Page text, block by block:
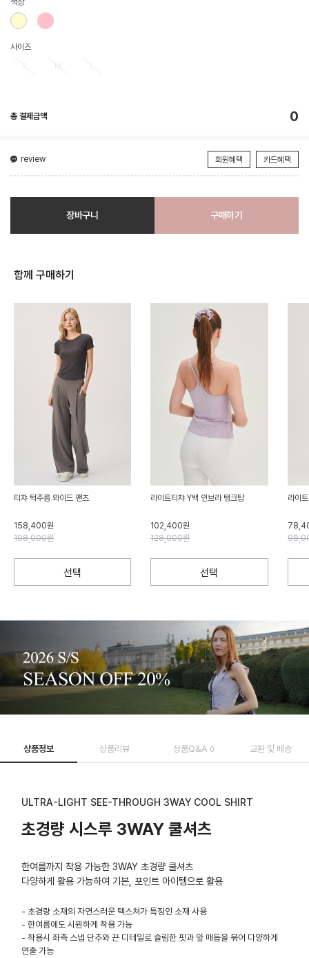
사이즈
총 결제금액 0
review 회원혜택 카드혜택
장바구니 구매하기
함께 구매하기
티챠 턱주름 와이드 팬츠
158,400원
198,000원
선택
라이트티챠 Y백 인브라 탱크탑
102,400원
128,000원
선택
라이
상품정보 상품리뷰 상품Q&A 0 교환 및 배송
ULTRA-LIGHT SEE-THROUGH 3WAY COOL SHIRT
초경량 시스루 3WAY 쿨셔츠
한여름까지 착용 가능한 3WAY 초경량 쿨셔츠
다양하게 활용 가능하여 기본, 포인트 아이템으로 활용
- 초경량 소재의 자연스러운 텍스쳐가 특징인 소재 사용
- 한여름에도 시원하게 착용 가능
- 착용시 좌측 스냅 단추와 끈 디테일로 슬림한 핏과 앞 매듭을 묶어 다양하게
연출 가능